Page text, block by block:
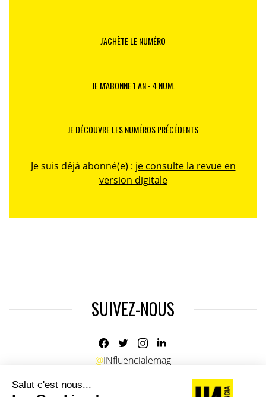
J'ACHÈTE LE NUMÉRO
JE M'ABONNE 1 AN - 4 NUM.
JE DÉCOUVRE LES NUMÉROS PRÉCÉDENTS
Je suis déjà abonné(e) : je consulte la revue en
version digitale
SUIVEZ-NOUS
@INfluencialemag